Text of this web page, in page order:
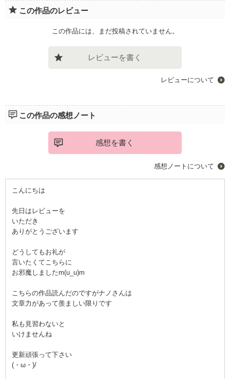
この作品のレビュー
この作品には、まだ投稿されていません。
レビューを書く
レビューについて
この作品の感想ノート
感想を書く
感想ノートについて
こんにちは
先日はレビューを
いただき
ありがとうございます
どうしてもお礼が
言いたくてこちらに
お邪魔しましたm(u_u)m
こちらの作品読んだのですがナノさんは
文章力があって羨ましい限りです
私も見習わないと
いけませんね
更新頑張って下さい
(・ω・)/